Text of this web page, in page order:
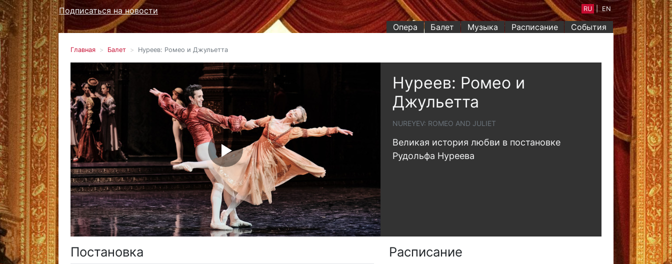
Опера Балет Музыка Расписание События
Подписаться на новости RU EN
Главная Балет Нуреев: Ромео и Джульетта
Нуреев: Ромео и
Джульетта
NUREYEV: ROMEO AND JULIET
Великая история любви в постановке
Рудольфа Нуреева
Постановка Расписание